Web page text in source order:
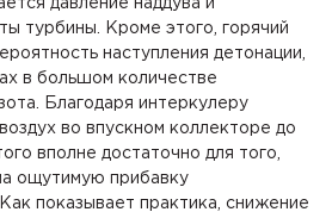
давление наддува и
турбины. Кроме этого, горячий
наступления детонации,
в большом количестве
Благодаря интеркулеру
во впускном коллекторе до
вполне достаточно для того,
ощутимую прибавку
показывает практика, снижение